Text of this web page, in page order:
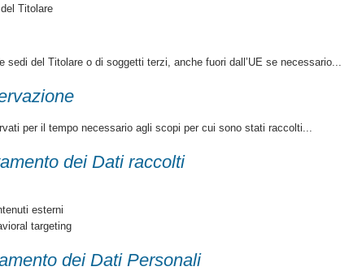
Titolare
sedi del Titolare o di soggetti terzi, anche fuori dall’UE se necessario...
per il tempo necessario agli scopi per cui sono stati raccolti...
dei Dati raccolti
esterni
targeting
dei Dati Personali